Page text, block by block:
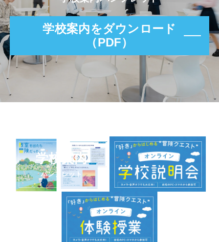
学校案内をダウンロード
（PDF）
学校案内
パンフレット